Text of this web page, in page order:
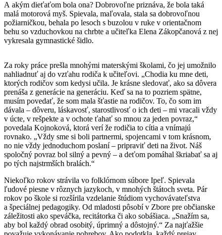
A akým dieťaťom bola ona? Dobrovoľne priznáva, že bola taká
malá motorová myš. Spievala, maľovala, stala sa dobrovoľnou
požiarničkou, behala po lesoch s buzolou v ruke v orientačnom
behu so vzduchovkou na chrbte a učiteľka Elena Zákopčanová z nej
vykresala gymnastické šidlo.
Za roky práce prešla mnohými materskými školami, čo jej umožnilo
nahliadnuť aj do vzťahu rodiča k učiteľovi. „Chodia ku mne deti,
ktorých rodičov som kedysi učila. Je krásne sledovať, ako sa dôvera
prenáša z generácie na generáciu. Keď sa na to pozriem spätne,
musím povedať, že som mala šťastie na rodičov. To, čo som im
dávala – dôveru, láskavosť, starostlivosť o ich deti – mi vracali vždy
v úcte, v rešpekte a v ochote ťahať so mnou za jeden povraz,“
povedala Kojnoková, ktorá verí že rodičia to cítia a vnímajú
rovnako. „Vždy sme si boli partnermi, spojencami v tom krásnom,
no nie vždy jednoduchom poslaní – pripraviť deti na život. Náš
spoločný povraz bol silný a pevný – a deťom pomáhal škriabať sa aj
po tých najstrmších bralách.“
Niekoľko rokov strávila vo folklórnom súbore Ipeľ. Spievala
ľudové piesne v rôznych jazykoch, v mnohých štátoch sveta. Pár
rokov po škole si rozšírila vzdelanie štúdiom vychovávateľstva
a špeciálnej pedagogiky. Od mladosti pôsobí v Zbore pre občianske
záležitosti ako speváčka, recitátorka či ako sobášiaca. „Snažím sa,
aby bol každý obrad osobitý, úprimný a dôstojný.“ Za najťažšie